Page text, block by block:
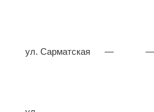
ул. Сарматская — —